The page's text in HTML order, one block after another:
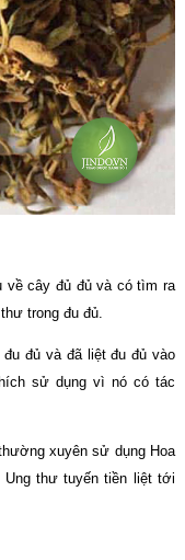
về cây đủ đủ và có tìm ra
trong đu đủ.
đủ và đã liệt đu đủ vào
sử dụng vì nó có tác
xuyên sử dụng Hoa
thư tuyến tiền liệt tới